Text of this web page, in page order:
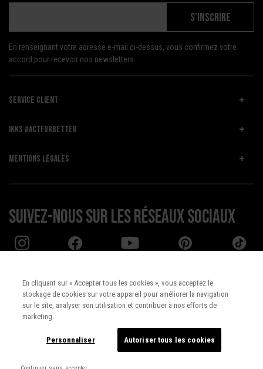
S'INSCRIRE
En renseignant votre adresse e-mail ci-dessus, vous confirmez votre
accord pour recevoir nos newsletters.
SERVICE CLIENT
IKKS #ACTFORBETTER
MENTIONS LÉGALES
Suivez-nous sur les réseaux sociaux
Pays : UNITED STATES
Français
En cliquant sur « Accepter tous les cookies », vous acceptez le
stockage de cookies sur votre appareil pour améliorer la navigation
sur le site, analyser son utilisation et contribuer à nos efforts de
marketing.
Personnaliser Autoriser tous les cookies